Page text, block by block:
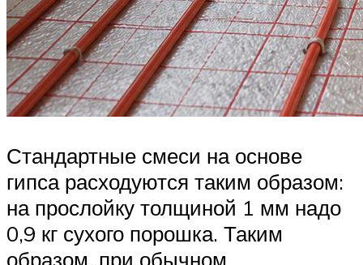
Стандартные смеси на основе
гипса расходуются таким образом:
на прослойку толщиной 1 мм надо
0,9 кг сухого порошка. Таким
образом, при обычном